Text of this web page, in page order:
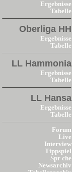
Ergebnisse
Tabelle
Oberliga HH
Ergebnisse
Tabelle
LL Hammonia
Ergebnisse
Tabelle
LL Hansa
Ergebnisse
Tabelle
Forum
Live
Interview
Tippspiel
Spr che
Newsarchiv